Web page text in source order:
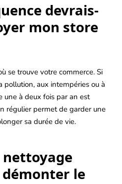
devrais-
mon store
se trouve votre commerce. Si
pollution, aux intempéries ou à
une à deux fois par an est
régulier permet de garder une
sa durée de vie.
nettoyage
démonter le